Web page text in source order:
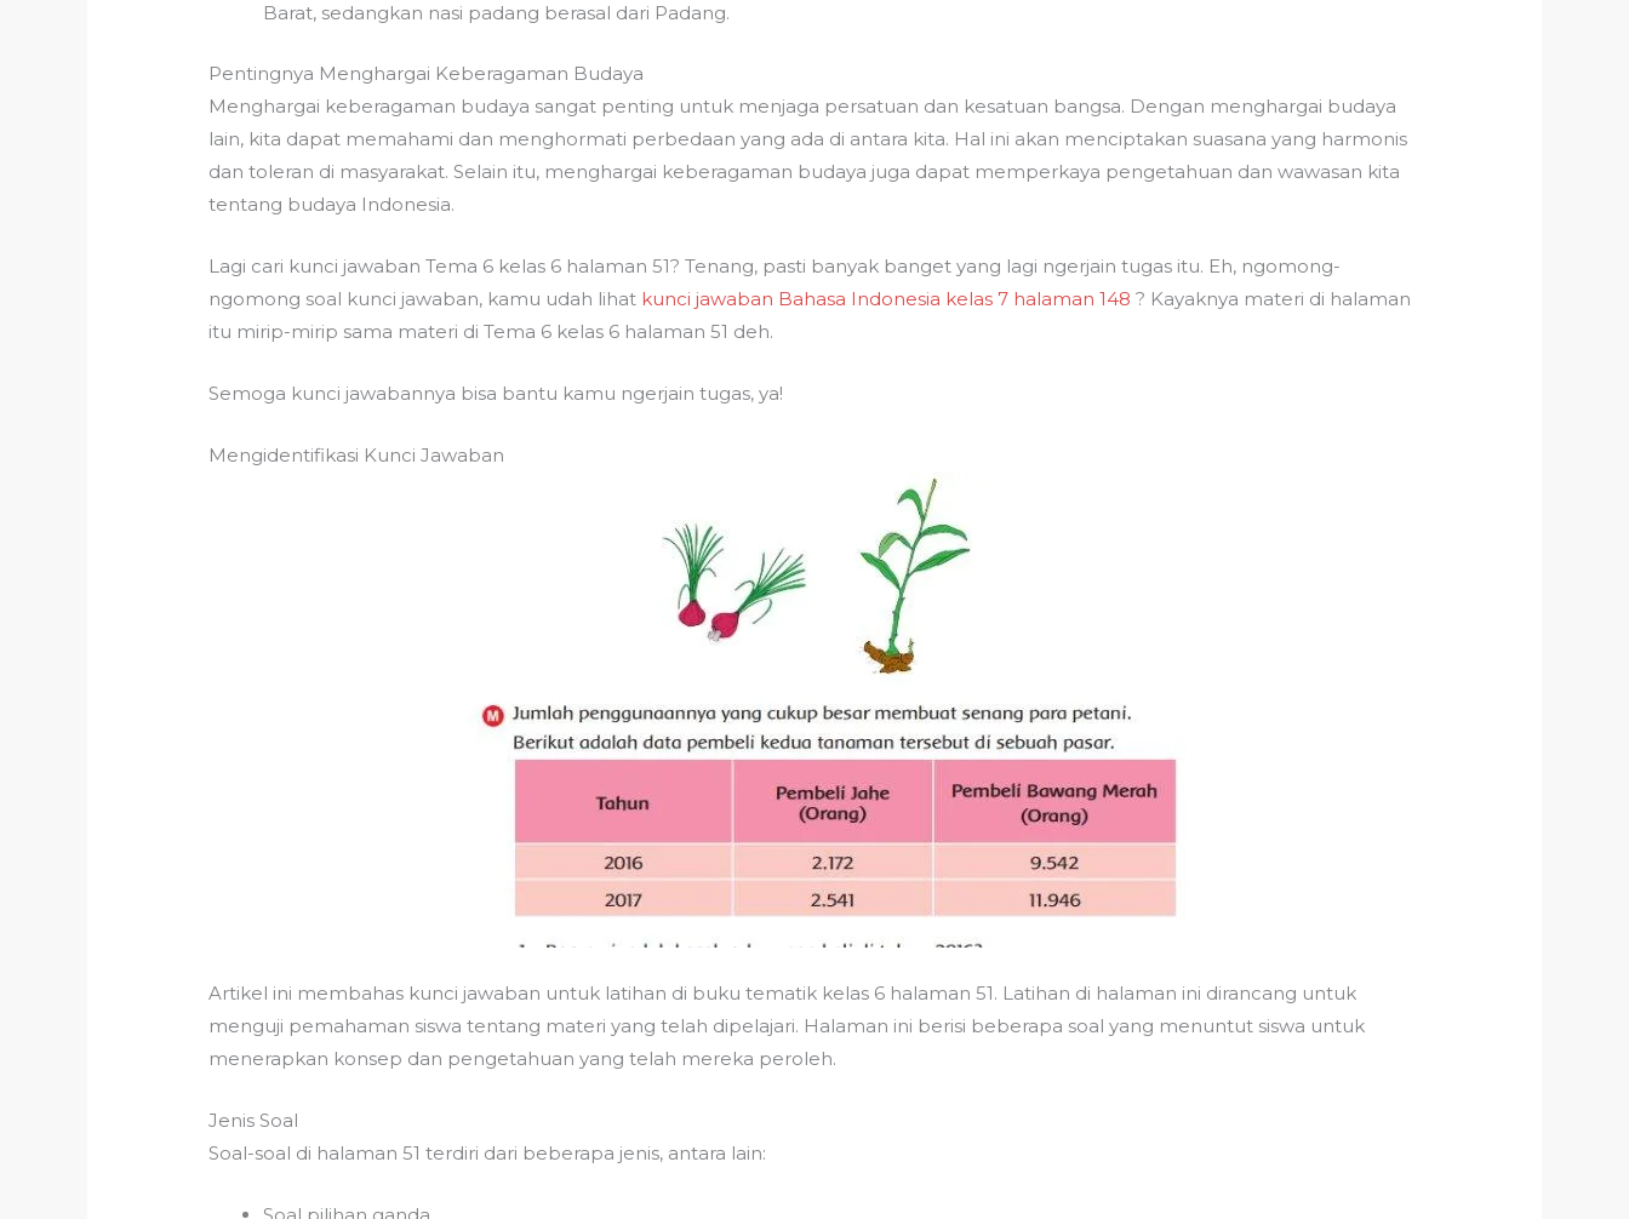
Barat, sedangkan nasi padang berasal dari Padang.
Pentingnya Menghargai Keberagaman Budaya
Menghargai keberagaman budaya sangat penting untuk menjaga persatuan dan kesatuan bangsa. Dengan menghargai budaya
lain, kita dapat memahami dan menghormati perbedaan yang ada di antara kita. Hal ini akan menciptakan suasana yang harmonis
dan toleran di masyarakat. Selain itu, menghargai keberagaman budaya juga dapat memperkaya pengetahuan dan wawasan kita
tentang budaya Indonesia.
Lagi cari kunci jawaban Tema 6 kelas 6 halaman 51? Tenang, pasti banyak banget yang lagi ngerjain tugas itu. Eh, ngomong-
ngomong soal kunci jawaban, kamu udah lihat kunci jawaban Bahasa Indonesia kelas 7 halaman 148 ? Kayaknya materi di halaman
itu mirip-mirip sama materi di Tema 6 kelas 6 halaman 51 deh.
Semoga kunci jawabannya bisa bantu kamu ngerjain tugas, ya!
Mengidentifikasi Kunci Jawaban
Artikel ini membahas kunci jawaban untuk latihan di buku tematik kelas 6 halaman 51. Latihan di halaman ini dirancang untuk
menguji pemahaman siswa tentang materi yang telah dipelajari. Halaman ini berisi beberapa soal yang menuntut siswa untuk
menerapkan konsep dan pengetahuan yang telah mereka peroleh.
Jenis Soal
Soal-soal di halaman 51 terdiri dari beberapa jenis, antara lain:
Soal pilihan ganda